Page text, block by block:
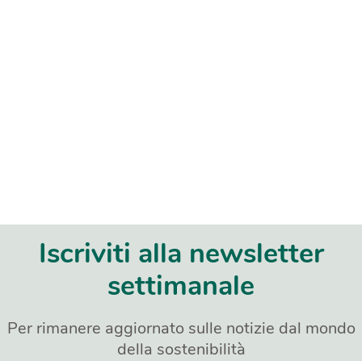
Iscriviti alla newsletter
settimanale
Per rimanere aggiornato sulle notizie dal mondo
della sostenibilità